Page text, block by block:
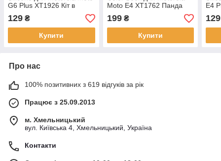
G6 Plus XT1926 Кіт в
окулярах
129 ₴
Купити
Moto E4 XT1762 Панда
199₴
Купити
E4
129
Про нас
100% позитивних з 619 відгуків за рік
Працює з 25.09.2013
м. Хмельницький
вул. Київська 4, Хмельницький, Україна
Контакти